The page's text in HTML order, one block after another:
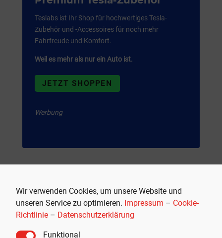
Wir verwenden Cookies, um unsere Website und
unseren Service zu optimieren. Impressum – Cookie-
Richtlinie – Datenschutzerklärung
Funktional
Teslabs ist Ihr Shop für hochwertiges Tesla-
Zubehör und -Accessoires für noch mehr
Fahrfreude und Komfort.
Weil es mehr als nur ein Auto ist.
JETZT SHOPPEN
Werbung